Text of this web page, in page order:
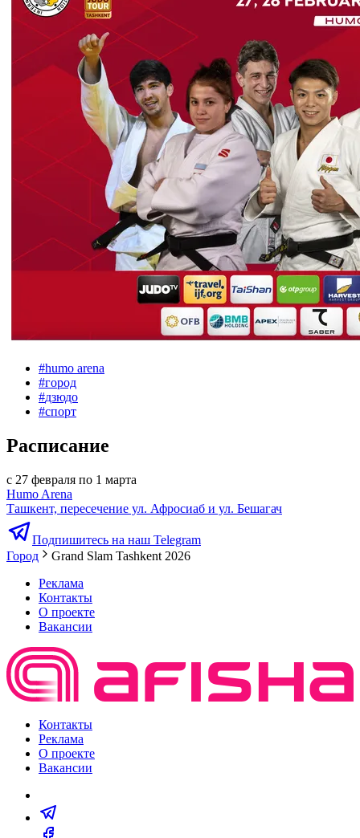
#humo arena
#город
#дзюдо
#спорт
Расписание
с 27 февраля по 1 марта
Humo Arena
Ташкент, пересечение ул. Афросиаб и ул. Бешагач
Подпишитесь на наш Telegram
Город
Grand Slam Tashkent 2026
Реклама
Контакты
О проекте
Вакансии
Контакты
Реклама
О проекте
Вакансии